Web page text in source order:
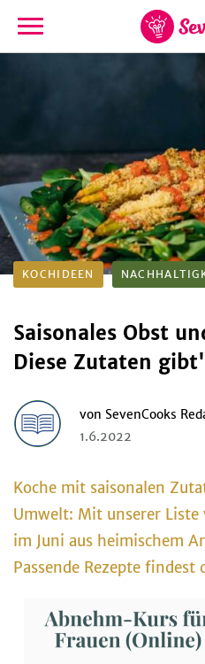
zur
KOCHIDEEN
Saisonales Obst
Diese Zutaten
von SevenCooks
1.6.2022
Koche mit saisonalen
Umwelt: Mit unserer
im Juni aus heimischem
Passende Rezepte